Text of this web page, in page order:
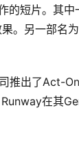
的短片。其
。另一部名
推出了Act-
在其